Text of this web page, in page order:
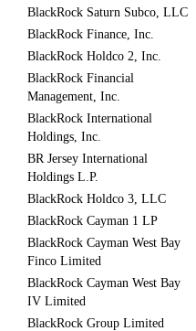
BlackRock Saturn Subco, LLC
BlackRock Finance, Inc.
BlackRock Holdco 2, Inc.
BlackRock Financial
Management, Inc.
BlackRock International
Holdings, Inc.
BR Jersey International
Holdings L.P.
BlackRock Holdco 3, LLC
BlackRock Cayman 1 LP
BlackRock Cayman West Bay
Finco Limited
BlackRock Cayman West Bay
IV Limited
BlackRock Group Limited